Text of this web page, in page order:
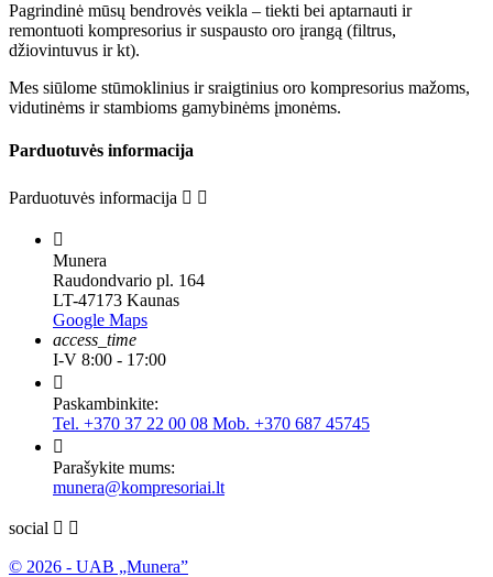
Pagrindinė mūsų bendrovės veikla – tiekti bei aptarnauti ir
remontuoti kompresorius ir suspausto oro įrangą (filtrus,
džiovintuvus ir kt).
Mes siūlome stūmoklinius ir sraigtinius oro kompresorius mažoms,
vidutinėms ir stambioms gamybinėms įmonėms.
Parduotuvės informacija
Parduotuvės informacija  

Munera
Raudondvario pl. 164
LT-47173 Kaunas
Google Maps
access_time
I-V 8:00 - 17:00

Paskambinkite:
Tel. +370 37 22 00 08 Mob. +370 687 45745

Parašykite mums:
munera@kompresoriai.lt
social  
© 2026 - UAB „Munera”